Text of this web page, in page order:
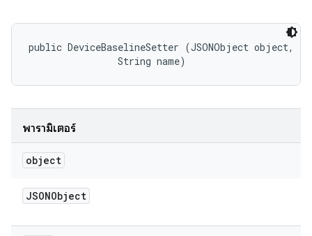
public DeviceBaselineSetter (JSONObject object,
                String name)
พารามิเตอร์
object
JSONObject